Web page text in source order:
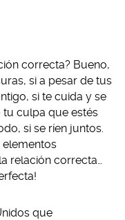
correcta? Bueno,
si a pesar de tus
si te cuida y se
culpa que estés
si se ríen juntos.
elementos
relación correcta…
que